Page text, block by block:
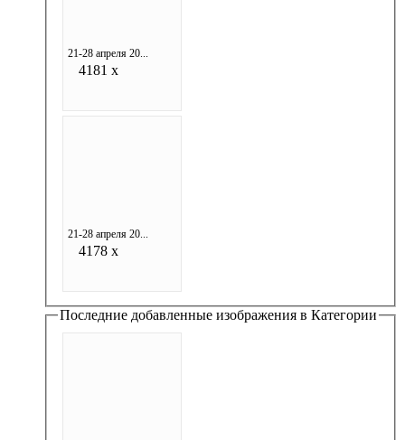
21-28 апреля 20...
4181 x
21-28 апреля 20...
4178 x
Последние добавленные изображения в Категории